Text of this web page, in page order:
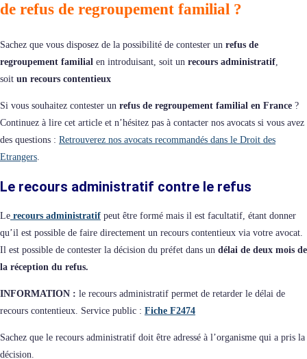
de refus de regroupement familial ?
Sachez que vous disposez de la possibilité de contester un refus de
regroupement familial en introduisant, soit un recours administratif,
soit un recours contentieux
Si vous souhaitez contester un refus de regroupement familial en France ?
Continuez à lire cet article et n’hésitez pas à contacter nos avocats si vous avez
des questions : Retrouverez nos avocats recommandés dans le Droit des
Etrangers.
Le recours administratif contre le refus
Le recours administratif peut être formé mais il est facultatif, étant donner
qu’il est possible de faire directement un recours contentieux via votre avocat.
Il est possible de contester la décision du préfet dans un délai de deux mois de
la réception du refus.
INFORMATION : le recours administratif permet de retarder le délai de
recours contentieux. Service public : Fiche F2474
Sachez que le recours administratif doit être adressé à l’organisme qui a pris la
décision.